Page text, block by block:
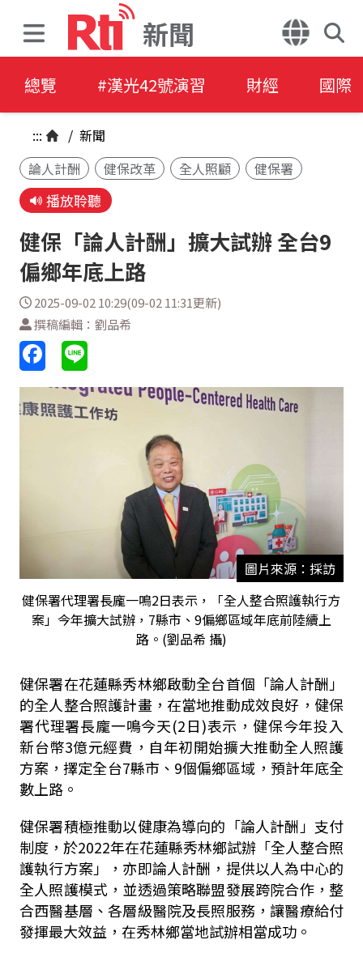
新聞
總覽 #漢光42號演習 財經 國際
::: / 新聞
論人計酬
健保改革 全人照顧 健保署
播放聆聽
健保「論人計酬」擴大試辦 全台9
偏鄉年底上路
2025-09-02 10:29(09-02 11:31更新)
撰稿編輯：劉品希
圖片來源：採訪
健保署代理署長龐一鳴2日表示，「全人整合照護執行方
案」今年擴大試辦，7縣市、9偏鄉區域年底前陸續上
路。(劉品希 攝)
健保署在花蓮縣秀林鄉啟動全台首個「論人計酬」
的全人整合照護計畫，在當地推動成效良好，健保
署代理署長龐一鳴今天(2日)表示，健保今年投入
新台幣3億元經費，自年初開始擴大推動全人照護
方案，擇定全台7縣市、 9個偏鄉區域，預計年底全
數上路。
健保署積極推動以健康為導向的「論人計酬」支付
制度，於2022年在花蓮縣秀林鄉試辦「全人整合照
護執行方案」，亦即論人計酬，提供以人為中心的
全人照護模式，並透過策略聯盟發展跨院合作，整
合西醫基層、各層級醫院及長照服務，讓醫療給付
發揮最大效益，在秀林鄉當地試辦相當成功。